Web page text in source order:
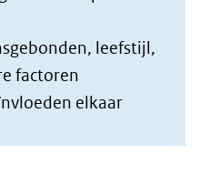
leefstijl,
factoren
elkaar